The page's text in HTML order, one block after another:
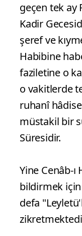
geçen tek ay
Kadir
şeref ve
Habibine
faziletine o
o vakitlerde
ruhanî
müstakil bir
Süresidir.
Yine Cenâb-
bildirmek
defa